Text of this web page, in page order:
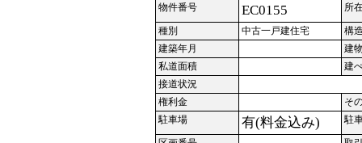
物件番号 EC0155 所
種別 中古一戸建住宅
構
建築年月
建
私道面積
建
接道状況
権利金
そ
駐車場
有(料金込み) 駐